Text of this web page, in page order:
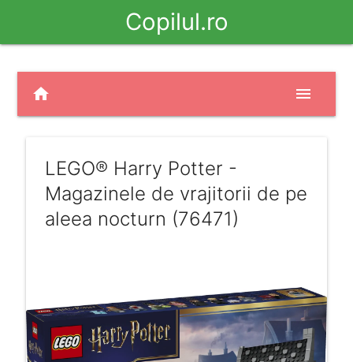
Copilul.ro
home menu
LEGO® Harry Potter -
Magazinele de vrajitorii de pe
aleea nocturn (76471)